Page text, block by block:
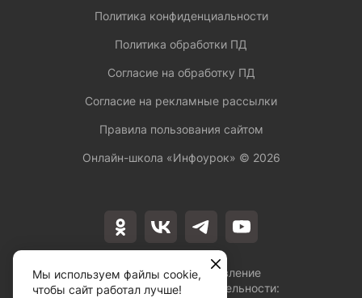
Лицензия на осуществление
образовательной деятельности:
Политика конфиденциальности
Политика обработки ПД
Согласие на обработку ПД
Согласие на рекламные рассылки
Правила пользования сайтом
Онлайн-школа «Инфоурок» © 2026
Мы используем файлы cookie,
чтобы сайт работал лучше!